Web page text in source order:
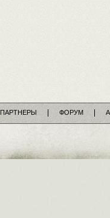
ПАРТНЕРЫ ФОРУМ